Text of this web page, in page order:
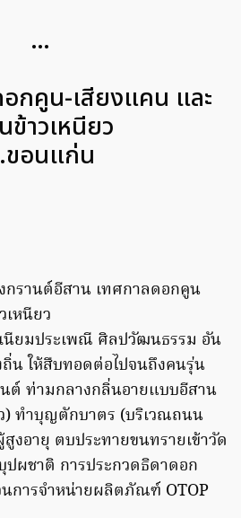
…
กคูน-เสียงแคน และ
ข้าวเหนียว
ขอนแก่น
รานต์อีสาน เทศกาลดอกคูน
หนียว
นียมประเพณี ศิลปวัฒนธรรม อัน
น ให้สืบทอดต่อไปจนถึงคนรุ่น
ต์ ท่ามกลางกลิ่นอายแบบอีสาน
) ทำบุญตักบาตร (บริเวณถนน
งอายุ ตบประทายขนทรายเข้าวัด
ปผชาติ การประกวดธิดาดอก
การจำหน่ายผลิตภัณฑ์ OTOP